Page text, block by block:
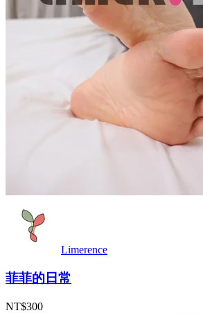
Limerence
菲菲的日常
NT$300